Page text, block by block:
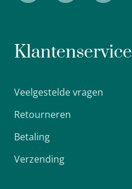
Klantenservice
Veelgestelde vragen
Retourneren
Betaling
Verzending